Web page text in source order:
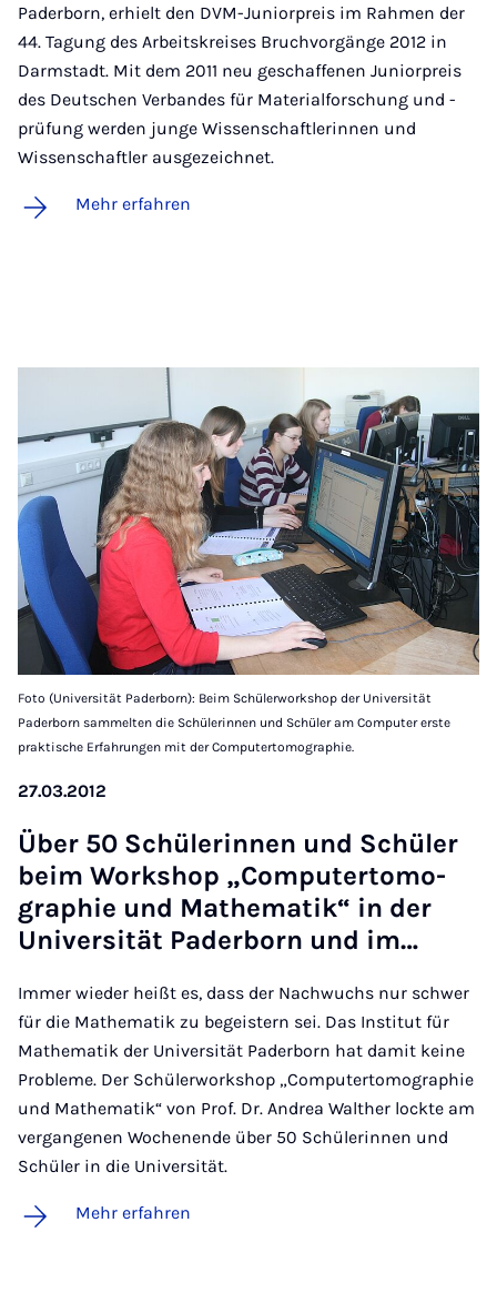
Paderborn, erhielt den DVM-Juniorpreis im Rahmen der
44. Tagung des Arbeitskreises Bruchvorgänge 2012 in
Darmstadt. Mit dem 2011 neu geschaffenen Juniorpreis
des Deutschen Verbandes für Materialforschung und -
prüfung werden junge Wissenschaftlerinnen und
Wissenschaftler ausgezeichnet.
Mehr erfahren
Foto (Universität Paderborn): Beim Schülerworkshop der Universität
Paderborn sammelten die Schülerinnen und Schüler am Computer erste
praktische Erfahrungen mit der Computertomographie.
27.03.2012
Über 50 Schü­le­rin­nen und Schü­ler
beim Work­shop „Com­pu­ter­to­mo­
gra­phie und Ma­the­ma­tik“ in der
Uni­ver­si­tät Pa­der­born und im…
Immer wieder heißt es, dass der Nachwuchs nur schwer
für die Mathematik zu begeistern sei. Das Institut für
Mathematik der Universität Paderborn hat damit keine
Probleme. Der Schülerworkshop „Computertomographie
und Mathematik“ von Prof. Dr. Andrea Walther lockte am
vergangenen Wochenende über 50 Schülerinnen und
Schüler in die Universität.
Mehr erfahren